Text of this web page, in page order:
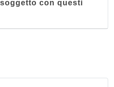
Lodi
dell'Agricoltura
con questi